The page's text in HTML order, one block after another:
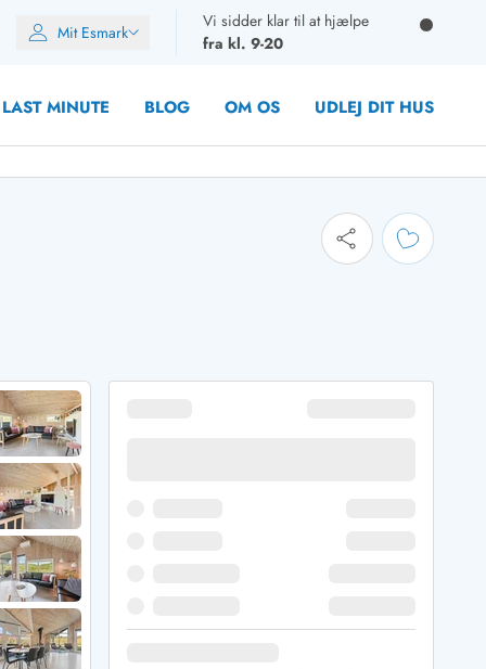
Mit Esmark
Vi sidder klar til at hjælpe
fra kl. 9-20
LAST MINUTE BLOG OM OS UDLEJ DIT HUS